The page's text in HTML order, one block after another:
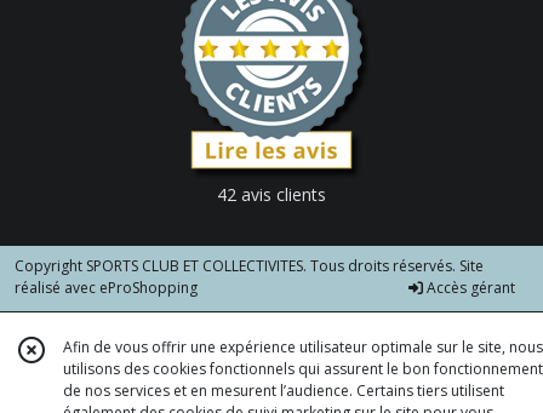
42 avis clients
Copyright SPORTS CLUB ET COLLECTIVITES. Tous droits réservés. Site
réalisé avec eProShopping Accès gérant
Afin de vous offrir une expérience utilisateur optimale sur le site, nous
utilisons des cookies fonctionnels qui assurent le bon fonctionnement
de nos services et en mesurent l’audience. Certains tiers utilisent